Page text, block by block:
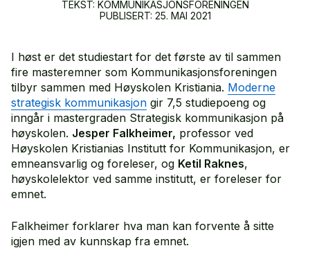
TEKST: KOMMUNIKASJONSFORENINGEN
PUBLISERT: 25. MAI 2021
I høst er det studiestart for det første av til sammen
fire masteremner som Kommunikasjonsforeningen
tilbyr sammen med Høyskolen Kristiania. Moderne
strategisk kommunikasjon gir 7,5 studiepoeng og
inngår i mastergraden Strategisk kommunikasjon på
høyskolen. Jesper Falkheimer, professor ved
Høyskolen Kristianias Institutt for Kommunikasjon, er
emneansvarlig og foreleser, og Ketil Raknes,
høyskolelektor ved samme institutt, er foreleser for
emnet.
Falkheimer forklarer hva man kan forvente å sitte
igjen med av kunnskap fra emnet.